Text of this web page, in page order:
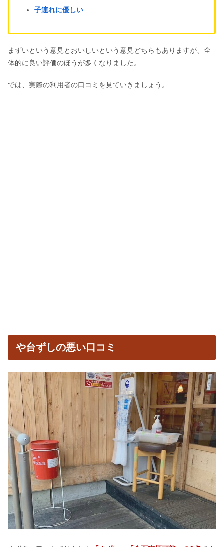
ミ＆アレンジ・美味しい飲み方も
予約が取れない口コミの真相は？
子連れに優しい
まずいという意見とおいしいという意見どちらもありますが、全
体的に良い評価のほうが多くなりました。
では、実際の利用者の口コミを見ていきましょう。
や台ずしの悪い口コミ